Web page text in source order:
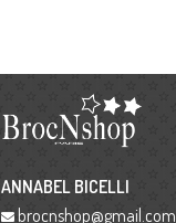
ANNABEL BICELLI
brocnshop@gmail.com